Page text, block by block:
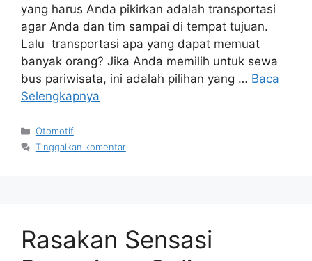
yang harus Anda pikirkan adalah transportasi
agar Anda dan tim sampai di tempat tujuan.
Lalu transportasi apa yang dapat memuat
banyak orang? Jika Anda memilih untuk sewa
bus pariwisata, ini adalah pilihan yang … Baca
Selengkapnya
Kategori
Otomotif
Tinggalkan komentar
Rasakan Sensasi